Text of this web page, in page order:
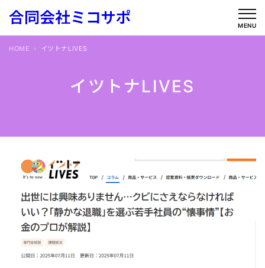
を
合同会社ミコサポ MENU
イツトナLIVES
HOME イツトナLIVES